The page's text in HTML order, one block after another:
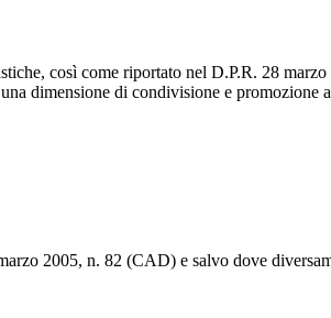
così come riportato nel D.P.R. 28
dimensione di condivisione e
2005, n. 82 (CAD) e salvo dove